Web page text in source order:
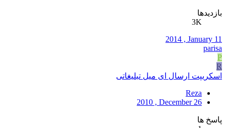
بازدیدها
3K
2014 , January 11
parisa
P
R
اسکریپت ارسال ای میل تبلیغاتی
Reza
2010 , December 26
پاسخ ها